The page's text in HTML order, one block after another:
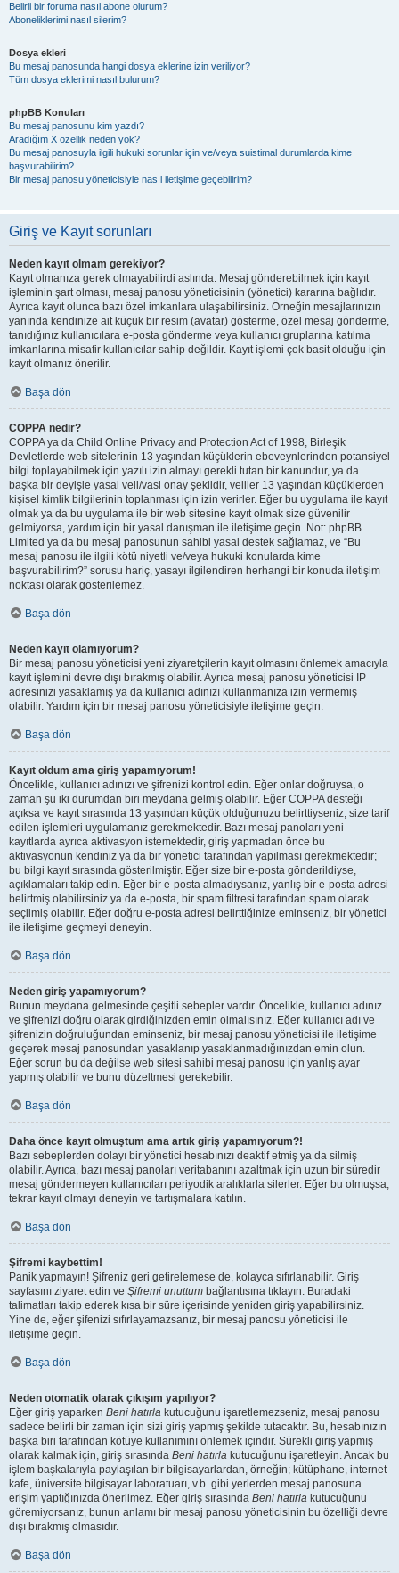
Belirli bir foruma nasıl abone olurum?
Aboneliklerimi nasıl silerim?
Dosya ekleri
Bu mesaj panosunda hangi dosya eklerine izin veriliyor?
Tüm dosya eklerimi nasıl bulurum?
phpBB Konuları
Bu mesaj panosunu kim yazdı?
Aradığım X özellik neden yok?
Bu mesaj panosuyla ilgili hukuki sorunlar için ve/veya suistimal durumlarda kime
başvurabilirim?
Bir mesaj panosu yöneticisiyle nasıl iletişime geçebilirim?
Giriş ve Kayıt sorunları
Neden kayıt olmam gerekiyor?
Kayıt olmanıza gerek olmayabilirdi aslında. Mesaj gönderebilmek için kayıt
işleminin şart olması, mesaj panosu yöneticisinin (yönetici) kararına bağlıdır.
Ayrıca kayıt olunca bazı özel imkanlara ulaşabilirsiniz. Örneğin mesajlarınızın
yanında kendinize ait küçük bir resim (avatar) gösterme, özel mesaj gönderme,
tanıdığınız kullanıcılara e-posta gönderme veya kullanıcı gruplarına katılma
imkanlarına misafir kullanıcılar sahip değildir. Kayıt işlemi çok basit olduğu için
kayıt olmanız önerilir.
Başa dön
COPPA nedir?
COPPA ya da Child Online Privacy and Protection Act of 1998, Birleşik
Devletlerde web sitelerinin 13 yaşından küçüklerin ebeveynlerinden potansiyel
bilgi toplayabilmek için yazılı izin almayı gerekli tutan bir kanundur, ya da
başka bir deyişle yasal veli/vasi onay şeklidir, veliler 13 yaşından küçüklerden
kişisel kimlik bilgilerinin toplanması için izin verirler. Eğer bu uygulama ile kayıt
olmak ya da bu uygulama ile bir web sitesine kayıt olmak size güvenilir
gelmiyorsa, yardım için bir yasal danışman ile iletişime geçin. Not: phpBB
Limited ya da bu mesaj panosunun sahibi yasal destek sağlamaz, ve “Bu
mesaj panosu ile ilgili kötü niyetli ve/veya hukuki konularda kime
başvurabilirim?” sorusu hariç, yasayı ilgilendiren herhangi bir konuda iletişim
noktası olarak gösterilemez.
Başa dön
Neden kayıt olamıyorum?
Bir mesaj panosu yöneticisi yeni ziyaretçilerin kayıt olmasını önlemek amacıyla
kayıt işlemini devre dışı bırakmış olabilir. Ayrıca mesaj panosu yöneticisi IP
adresinizi yasaklamış ya da kullanıcı adınızı kullanmanıza izin vermemiş
olabilir. Yardım için bir mesaj panosu yöneticisiyle iletişime geçin.
Başa dön
Kayıt oldum ama giriş yapamıyorum!
Öncelikle, kullanıcı adınızı ve şifrenizi kontrol edin. Eğer onlar doğruysa, o
zaman şu iki durumdan biri meydana gelmiş olabilir. Eğer COPPA desteği
açıksa ve kayıt sırasında 13 yaşından küçük olduğunuzu belirttiyseniz, size tarif
edilen işlemleri uygulamanız gerekmektedir. Bazı mesaj panoları yeni
kayıtlarda ayrıca aktivasyon istemektedir, giriş yapmadan önce bu
aktivasyonun kendiniz ya da bir yönetici tarafından yapılması gerekmektedir;
bu bilgi kayıt sırasında gösterilmiştir. Eğer size bir e-posta gönderildiyse,
açıklamaları takip edin. Eğer bir e-posta almadıysanız, yanlış bir e-posta adresi
belirtmiş olabilirsiniz ya da e-posta, bir spam filtresi tarafından spam olarak
seçilmiş olabilir. Eğer doğru e-posta adresi belirttiğinize eminseniz, bir yönetici
ile iletişime geçmeyi deneyin.
Başa dön
Neden giriş yapamıyorum?
Bunun meydana gelmesinde çeşitli sebepler vardır. Öncelikle, kullanıcı adınız
ve şifrenizi doğru olarak girdiğinizden emin olmalısınız. Eğer kullanıcı adı ve
şifrenizin doğruluğundan eminseniz, bir mesaj panosu yöneticisi ile iletişime
geçerek mesaj panosundan yasaklanıp yasaklanmadığınızdan emin olun.
Eğer sorun bu da değilse web sitesi sahibi mesaj panosu için yanlış ayar
yapmış olabilir ve bunu düzeltmesi gerekebilir.
Başa dön
Daha önce kayıt olmuştum ama artık giriş yapamıyorum?!
Bazı sebeplerden dolayı bir yönetici hesabınızı deaktif etmiş ya da silmiş
olabilir. Ayrıca, bazı mesaj panoları veritabanını azaltmak için uzun bir süredir
mesaj göndermeyen kullanıcıları periyodik aralıklarla silerler. Eğer bu olmuşsa,
tekrar kayıt olmayı deneyin ve tartışmalara katılın.
Başa dön
Şifremi kaybettim!
Panik yapmayın! Şifreniz geri getirelemese de, kolayca sıfırlanabilir. Giriş
sayfasını ziyaret edin ve Şifremi unuttum bağlantısına tıklayın. Buradaki
talimatları takip ederek kısa bir süre içerisinde yeniden giriş yapabilirsiniz.
Yine de, eğer şifenizi sıfırlayamazsanız, bir mesaj panosu yöneticisi ile
iletişime geçin.
Başa dön
Neden otomatik olarak çıkışım yapılıyor?
Eğer giriş yaparken Beni hatırla kutucuğunu işaretlemezseniz, mesaj panosu
sadece belirli bir zaman için sizi giriş yapmış şekilde tutacaktır. Bu, hesabınızın
başka biri tarafından kötüye kullanımını önlemek içindir. Sürekli giriş yapmış
olarak kalmak için, giriş sırasında Beni hatırla kutucuğunu işaretleyin. Ancak bu
işlem başkalarıyla paylaşılan bir bilgisayarlardan, örneğin; kütüphane, internet
kafe, üniversite bilgisayar laboratuarı, v.b. gibi yerlerden mesaj panosuna
erişim yaptığınızda önerilmez. Eğer giriş sırasında Beni hatırla kutucuğunu
göremiyorsanız, bunun anlamı bir mesaj panosu yöneticisinin bu özelliği devre
dışı bırakmış olmasıdır.
Başa dön